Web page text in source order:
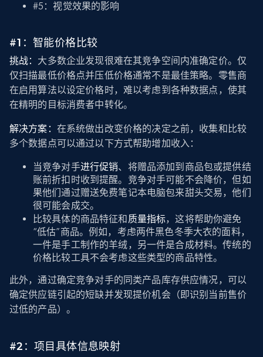
#5：视觉效果的影响
#1：智能价格比较
挑战： 大多数企业发现很难在其竞争空间内准确定价。仅
仅扫描最低价格点并压低价格通常不是最佳策略。零售商
在启用算法以设定价格时，难以考虑到各种数据点，使其
在精明的目标消费者中转化。
解决方案： 在系统做出改变价格的决定之前，收集和比较
多个数据点可以通过以下方式帮助增加收入：
当竞争对手进行促销、将赠品添加到商品包或提供结
账前折扣时收到提醒。竞争对手可能不会降价，但如
果他们通过赠送免费笔记本电脑包来甜头交易，他们
很可能会成交。
比较具体的商品特征和 质量指标，这将帮助你避免
“低估”商品。例如，考虑两件黑色冬季大衣的面料，
一件是手工制作的羊绒，另一件是合成材料。传统的
价格比较工具不会考虑这些类型的商品特性。
此外，通过确定竞争对手的同类产品库存供应情况，可以
确定供应链引起的短缺并发现提价机会（即识别当前售价
过低的产品）。
#2：项目具体信息映射